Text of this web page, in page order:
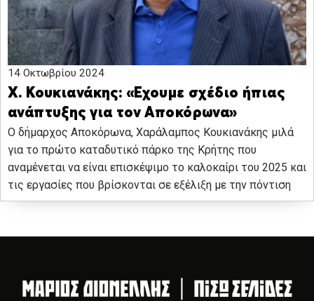
14 Οκτωβρίου 2024
Χ. Κουκιανάκης: «Εχουμε σχέδιο ήπιας
ανάπτυξης για τον Αποκόρωνα»
Ο δήμαρχος Αποκόρωνα, Χαράλαμπος Κουκιανάκης μιλά
για το πρώτο καταδυτικό πάρκο της Κρήτης που
αναμένεται να είναι επισκέψιμο το καλοκαίρι του 2025 και
τις εργασίες που βρίσκονται σε εξέλιξη με την πόντιση